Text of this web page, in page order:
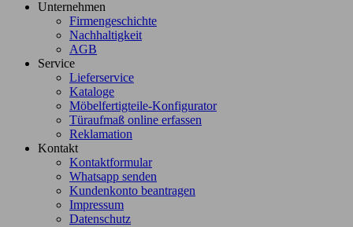
Unternehmen
Firmengeschichte
Nachhaltigkeit
AGB
Service
Lieferservice
Kataloge
Möbelfertigteile-Konfigurator
Türaufmaß online erfassen
Reklamation
Kontakt
Kontaktformular
Whatsapp senden
Kundenkonto beantragen
Impressum
Datenschutz